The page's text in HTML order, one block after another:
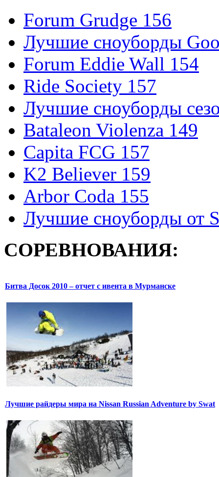
Forum Grudge 156
Лучшие сноуборды
Forum Eddie Wall 154
Ride Society 157
Лучшие сноуборды
Bataleon Violenza 149
Capita FCG 157
K2 Believer 159
Arbor Coda 155
Лучшие сноуборды от
СОРЕВНОВАНИЯ:
Битва Досок 2010 – отчет с ивента в Мурманске
Лучшие райдеры мира на Nissan Russian Adventure by Swat